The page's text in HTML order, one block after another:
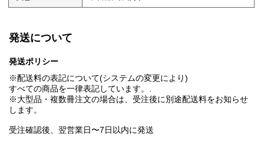
発送について
発送ポリシー
※配送料の表記について(システムの変更により)
すべての商品を一律表記しています。.
※大型品・複数冊注文の場合は、受注後に別途配送料をお知らせ
します。
受注確認後、翌営業日〜7日以内に発送